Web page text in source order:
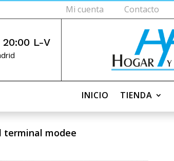
Mi cuenta Contacto
L-V
INICIO TIENDA
terminal modee